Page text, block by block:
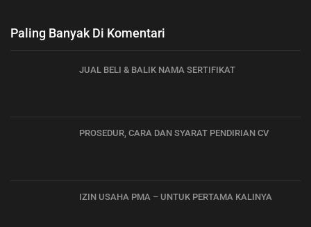
Paling Banyak Di Komentari
JUAL BELI & BALIK NAMA SERTIFIKAT
PROSEDUR, CARA DAN SYARAT PENDIRIAN CV
IZIN USAHA PMA – UNTUK PERTAMA KALINYA